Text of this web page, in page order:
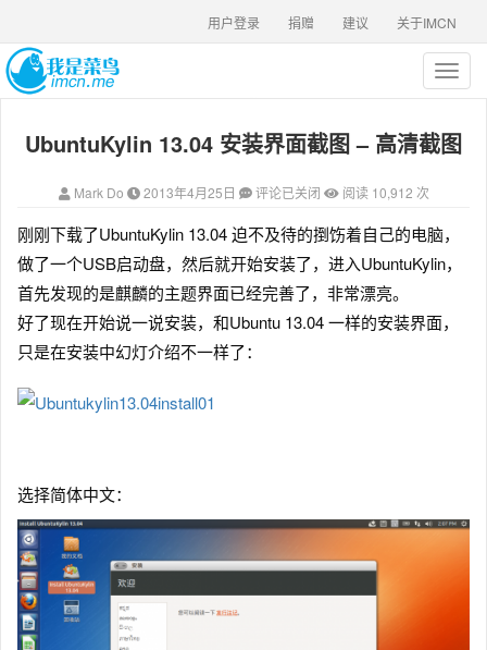
关于IMCN
建议
捐赠
用户登录
T
o
g
l
v
i
t
UbuntuKylin 13.04 安装界面截图 – 高清截图
Mark Do 2013年4月25日 评论已关闭 阅读 10,912 次
刚刚下载了UbuntuKylin 13.04 迫不及待的捯饬着自己的电脑，
做了一个USB启动盘，然后就开始安装了，进入UbuntuKylin，
首先发现的是麒麟的主题界面已经完善了，非常漂亮。
好了现在开始说一说安装，和Ubuntu 13.04 一样的安装界面，
只是在安装中幻灯介绍不一样了：
选择简体中文：